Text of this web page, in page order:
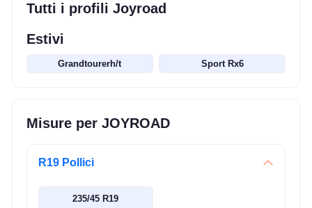
Tutti i profili Joyroad
Estivi
Grandtourerh/t Sport Rx6
Misure per JOYROAD
R19 Pollici
235/45 R19